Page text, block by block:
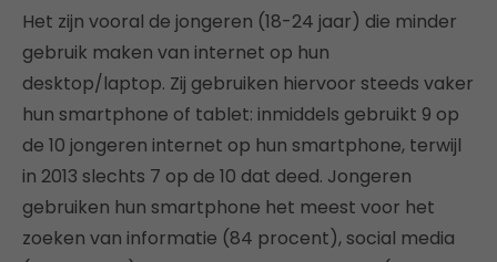
Het zijn vooral de jongeren (18-24 jaar) die minder
gebruik maken van internet op hun
desktop/laptop. Zij gebruiken hiervoor steeds vaker
hun smartphone of tablet: inmiddels gebruikt 9 op
de 10 jongeren internet op hun smartphone, terwijl
in 2013 slechts 7 op de 10 dat deed. Jongeren
gebruiken hun smartphone het meest voor het
zoeken van informatie (84 procent), social media